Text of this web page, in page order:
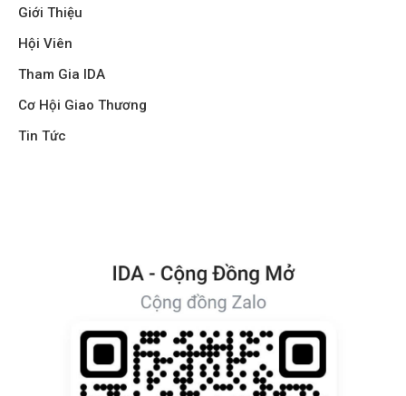
Giới Thiệu
Hội Viên
Tham Gia IDA
Cơ Hội Giao Thương
Tin Tức